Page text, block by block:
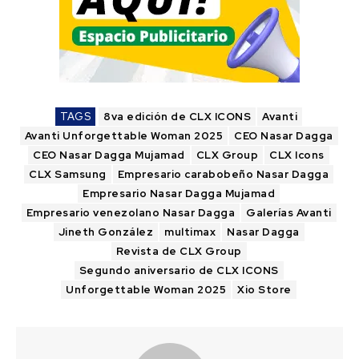
TAGS 8va edición de CLX ICONS
Avanti
Avanti Unforgettable Woman 2025
CEO Nasar Dagga
CEO Nasar Dagga Mujamad
CLX Group
CLX Icons
CLX Samsung
Empresario carabobeño Nasar Dagga
Empresario Nasar Dagga Mujamad
Empresario venezolano Nasar Dagga
Galerías Avanti
Jineth González
multimax
Nasar Dagga
Revista de CLX Group
Segundo aniversario de CLX ICONS
Unforgettable Woman 2025
Xio Store